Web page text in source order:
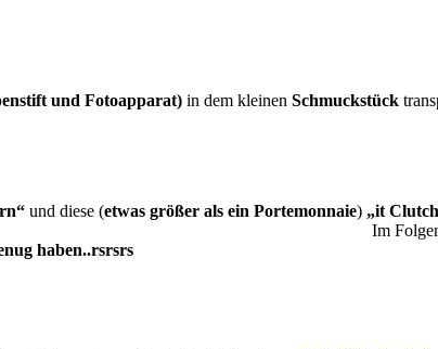
und Fotoapparat) in dem kleinen Schmuckstück
und diese (etwas größer als ein Portemonnaie) „it
liegen lassen! Im
haben..rsrsrs